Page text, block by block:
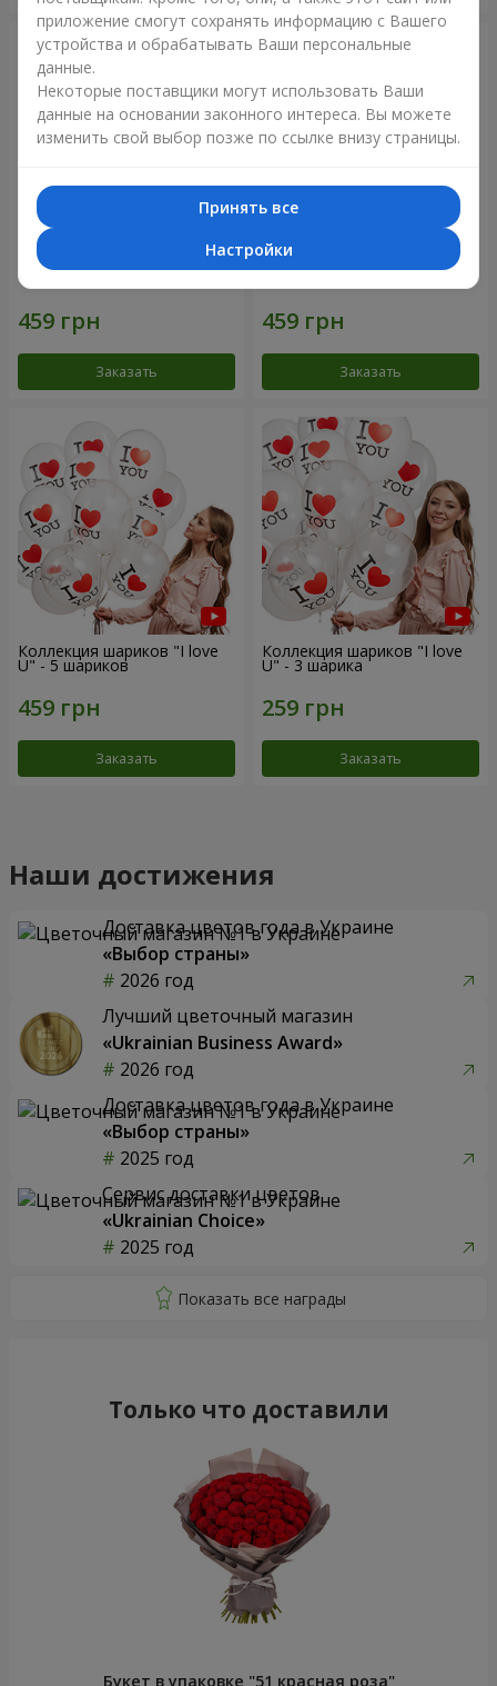
Коллекция шариков
"Смайлики" - 5 шариков
Заказать
Коллекция шариков
Заказать
Коллекция шариков "I love
U" - 5 шариков
Заказать
Коллекция шариков "I love
U" - 3 шарика
Заказать
Наши достижения
Доставка цветов года в Украине
«Выбор страны»
2026 год
Лучший цветочный магазин
«Ukrainian Business Award»
2026 год
Доставка цветов года в Украине
«Выбор страны»
2025 год
Сервис доставки цветов
«Ukrainian Choice»
2025 год
Только что доставили
Букет в упаковке "51 красная роза"
приложение смогут сохранять информацию с Вашего
устройства и обрабатывать Ваши персональные
данные.
Некоторые поставщики могут использовать Ваши
данные на основании законного интереса. Вы можете
изменить свой выбор позже по ссылке внизу страницы.
Принять все
Настройки